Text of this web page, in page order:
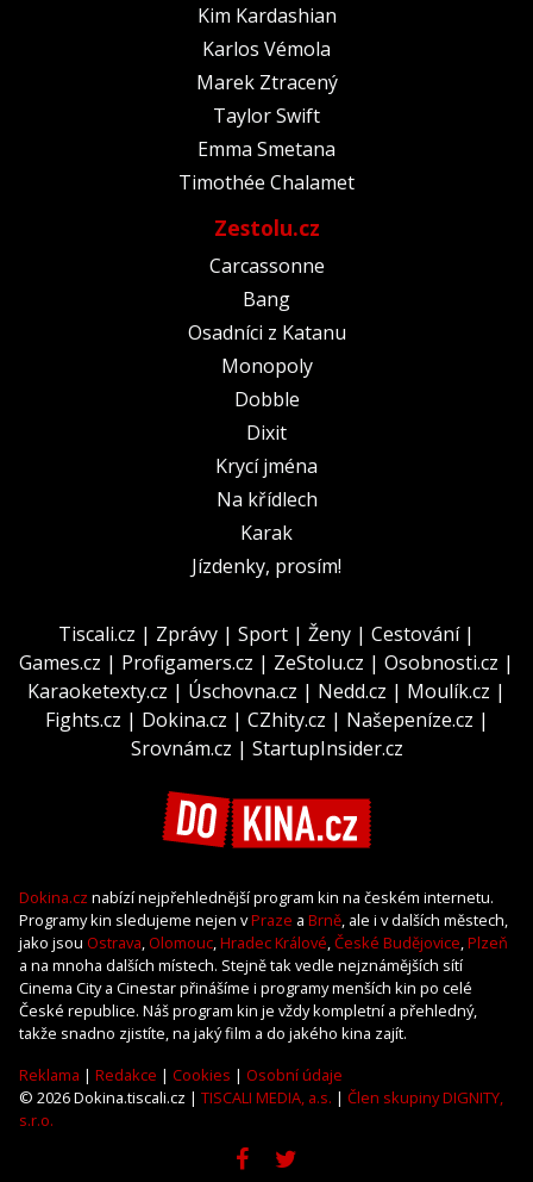
Kim Kardashian
Karlos Vémola
Marek Ztracený
Taylor Swift
Emma Smetana
Timothée Chalamet
Zestolu.cz
Carcassonne
Bang
Osadníci z Katanu
Monopoly
Dobble
Dixit
Krycí jména
Na křídlech
Karak
Jízdenky, prosím!
Tiscali.cz | Zprávy | Sport | Ženy | Cestování|
Games.cz | Profigamers.cz | ZeStolu.cz | Osobnosti.cz |
Karaoketexty.cz | Úschovna.cz | Nedd.cz | Moulík.cz |
Fights.cz | Dokina.cz | CZhity.cz | Našepeníze.cz |
Srovnám.cz | StartupInsider.cz
Dokina.cz nabízí nejpřehlednější program kin na českém internetu.
Programy kin sledujeme nejen vPraze a Brně, ale i v dalších městech,
jako jsou Ostrava, Olomouc,Hradec Králové,České Budějovice,Plzeň
a na mnoha dalších místech. Stejně tak vedle nejznámějších sítí
Cinema City a Cinestar přinášíme i programy menších kin po celé
České republice. Náš program kin je vždy kompletní a přehledný,
takže snadno zjistíte, na jaký film a do jakého kina zajít.
Reklama | Redakce | Cookies | Osobní údaje
© 2026 Dokina.tiscali.cz | TISCALI MEDIA, a.s. | Člen skupiny DIGNITY,
s.r.o.